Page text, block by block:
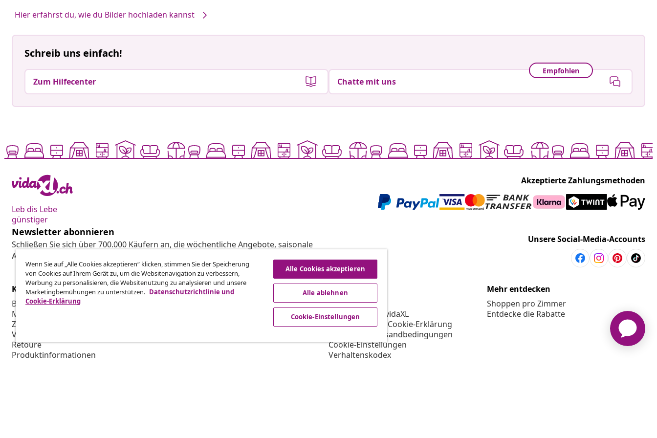
Hier erfährst du, wie du Bilder hochladen kannst
Schreib uns einfach!
Zum Hilfecenter
Empfohlen
Chatte mit uns
Leb dis Lebe
günstiger
Akzeptierte Zahlungsmethoden
Newsletter abonnieren
Schließen Sie sich über 700.000 Käufern an, die wöchentliche Angebote, saisonale
Aktionen und Neuheiten von vidaXL erhalten.
Unsere Social-Media-Accounts
Kundenservice
Bestellung verfolgen
Mein Konto
Zahlung
Versand & Lieferung
Retoure
Produktinformationen
Business
vidaXL
Über vidaXL
AGB Verkäufer vidaXL
Datenschutz- & Cookie-Erklärung
Priorisierte Versandbedingungen
Cookie-Einstellungen
Verhaltenskodex
Mehr entdecken
Shoppen pro Zimmer
Entdecke die Rabatte
Wenn Sie auf „Alle Cookies akzeptieren“ klicken, stimmen Sie der Speicherung
von Cookies auf Ihrem Gerät zu, um die Websitenavigation zu verbessern,
Werbung zu personalisieren, die Websitenutzung zu analysieren und unsere
Marketingbemühungen zu unterstützen. Datenschutzrichtlinie und
Cookie-Erklärung
Alle Cookies akzeptieren
Alle ablehnen
Cookie-Einstellungen